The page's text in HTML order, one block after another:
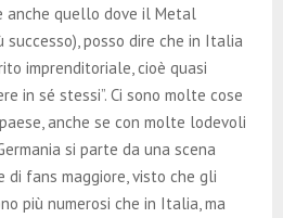
quello dove il Metal
posso dire che in Italia
imprenditoriale, cioè quasi
in sé stessi”. Ci sono molte cose
anche se con molte lodevoli
si parte da una scena
di fans maggiore, visto che gli
più numerosi che in Italia, ma